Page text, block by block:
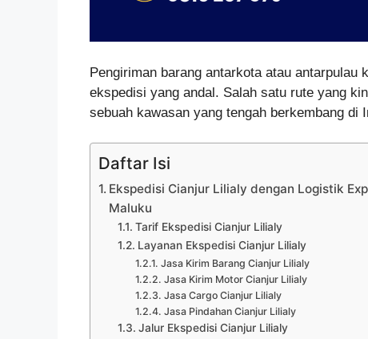
Pengiriman barang antarkota atau
ekspedisi yang andal. Salah satu rute yang
sebuah kawasan yang tengah berkembang di
Daftar Isi
Ekspedisi Cianjur Lilialy dengan Logistik
Maluku
Tarif Ekspedisi Cianjur Lilialy
Layanan Ekspedisi Cianjur Lilialy
Jasa Kirim Barang Cianjur Lilialy
Jasa Kirim Motor Cianjur Lilialy
Jasa Cargo Cianjur Lilialy
Jasa Pindahan Cianjur Lilialy
Jalur Ekspedisi Cianjur Lilialy